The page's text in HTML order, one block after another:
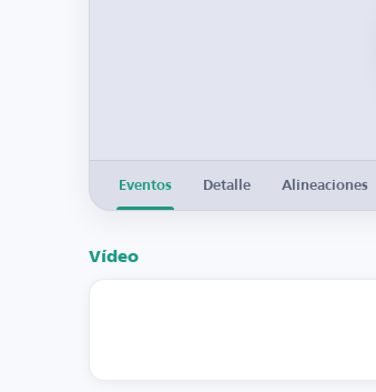
Eventos Detalle Alineaciones
Vídeo